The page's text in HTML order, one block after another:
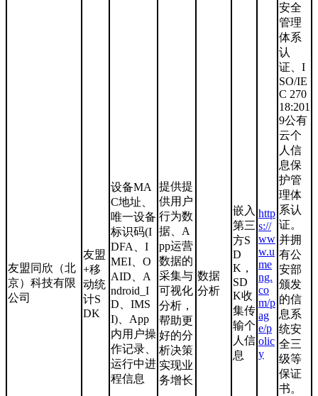
友盟同欣（北
京）科技有限
公司
友盟
+移
动统
计S
DK
设备MA
C地址、
唯一设备
标识码(I
DFA、I
MEI、O
AID、A
ndroid_I
D、IMS
I)、App
内用户操
作记录、
运行中进
程信息
提供提
供用户
行为数
据、A
pp运营
数据的
采集与
可视化
分析，
帮助更
好的分
析决策
实现业
务增长
数据
分析
嵌入
第三
方S
D
K，
SD
K收
集传
输个
人信
息
http
s://
ww
w.u
me
ng.
co
m/p
ag
e/p
olic
y
安全
管理
体系
认
证、I
SO/IE
C 270
18:201
9公有
云个
人信
息保
护管
理体
系认
证。
并拥
有公
安部
颁发
的信
息系
统安
全三
级等
保证
书。